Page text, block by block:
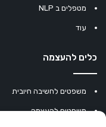
מטפלים ב NLP
עוד
כלים להעצמה
משפטים לחשיבה חיובית
משפטים להעצמה